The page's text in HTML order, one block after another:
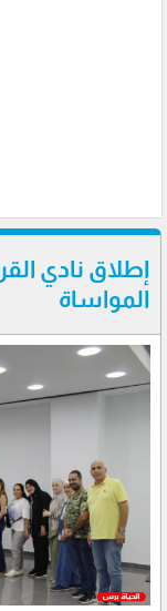
إطلاق نادي
المواساة